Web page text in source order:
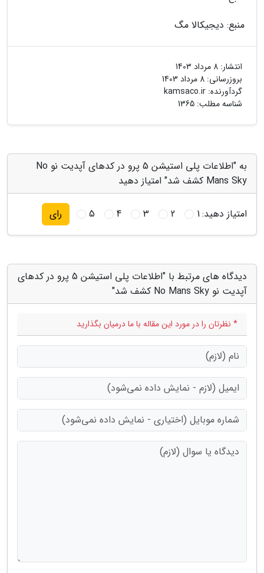
منبع: دیجیکالا مگ
انتشار: 8 مرداد 1403
بروزرسانی: 8 مرداد 1403
گردآورنده: kamsaco.ir
شناسه مطلب: 1365
به "اطلاعات پلی استیشن 5 پرو در کدهای آپدیت نو No
Mans Sky کشف شد" امتیاز دهید
امتیاز دهید:1
2
3
4
5 رای
دیدگاه های مرتبط با "اطلاعات پلی استیشن 5 پرو در کدهای
آپدیت نو No Mans Sky کشف شد"
* نظرتان را در مورد این مقاله با ما درمیان بگذارید